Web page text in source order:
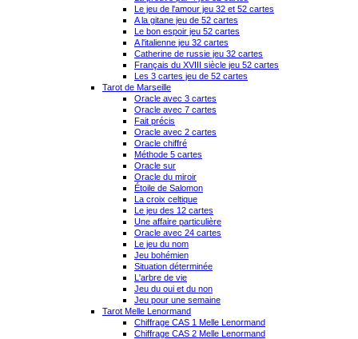
Le jeu de l'amour jeu 32 et 52 cartes
A la gitane jeu de 52 cartes
Le bon espoir jeu 52 cartes
A l'italienne jeu 32 cartes
Catherine de russie jeu 32 cartes
Français du XVIII siècle jeu 52 cartes
Les 3 cartes jeu de 52 cartes
Tarot de Marseille
Oracle avec 3 cartes
Oracle avec 7 cartes
Fait précis
Oracle avec 2 cartes
Oracle chiffré
Méthode 5 cartes
Oracle sur
Oracle du miroir
Étoile de Salomon
La croix celtique
Le jeu des 12 cartes
Une affaire particulière
Oracle avec 24 cartes
Le jeu du nom
Jeu bohémien
Situation déterminée
L'arbre de vie
Jeu du oui et du non
Jeu pour une semaine
Tarot Melle Lenormand
Chiffrage CAS 1 Melle Lenormand
Chiffrage CAS 2 Melle Lenormand